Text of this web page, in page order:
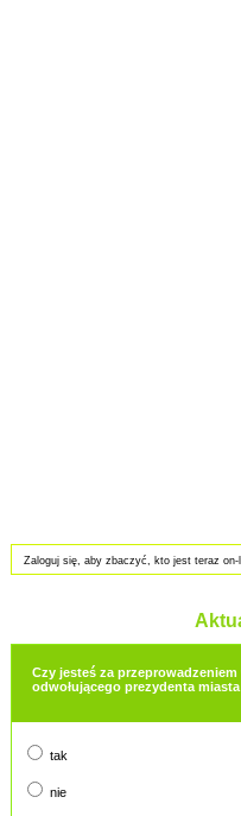
Zaloguj się, aby zbaczyć, kto jest teraz on-
Czy jesteś za
odwołującego prezydenta miasta
tak
nie